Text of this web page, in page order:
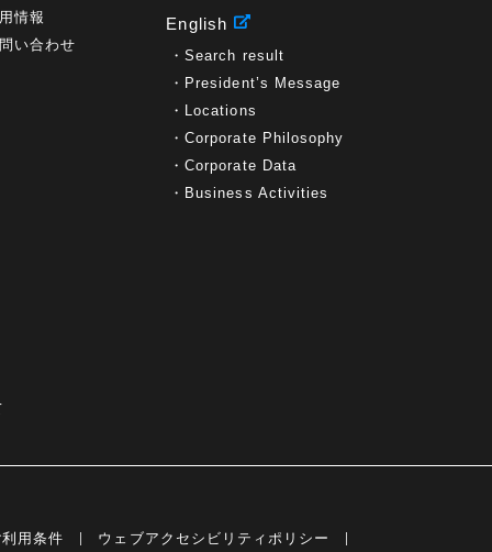
情報
い合わせ
English
Search result
President’s Message
Locations
Corporate Philosophy
Corporate Data
Business Activities
用条件 ウェブアクセシビリティポリシー